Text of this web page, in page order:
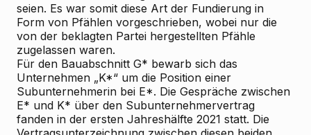
seien. Es war somit diese Art der Fundierung in
Form von Pfählen vorgeschrieben, wobei nur die
von der beklagten Partei hergestellten Pfähle
zugelassen waren.
Für den Bauabschnitt G* bewarb sich das
Unternehmen „K*“ um die Position einer
Subunternehmerin bei E*. Die Gespräche zwischen
E* und K* über den Subunternehmervertrag
fanden in der ersten Jahreshälfte 2021 statt. Die